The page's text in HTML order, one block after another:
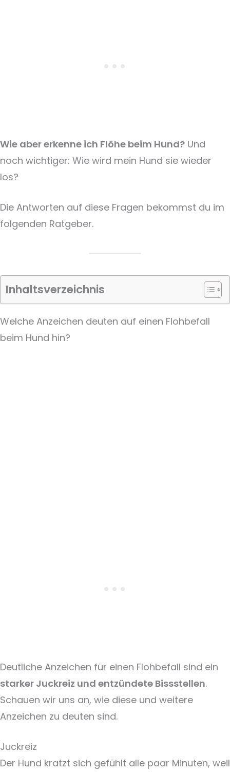
Wie aber erkenne ich Flöhe beim Hund? Und
noch wichtiger: Wie wird mein Hund sie wieder
los?
Die Antworten auf diese Fragen bekommst du im
folgenden Ratgeber.
Inhaltsverzeichnis
Welche Anzeichen deuten auf einen Flohbefall
beim Hund hin?
Deutliche Anzeichen für einen Flohbefall sind ein
starker Juckreiz und entzündete Bissstellen.
Schauen wir uns an, wie diese und weitere
Anzeichen zu deuten sind.
Juckreiz
Der Hund kratzt sich gefühlt alle paar Minuten, weil